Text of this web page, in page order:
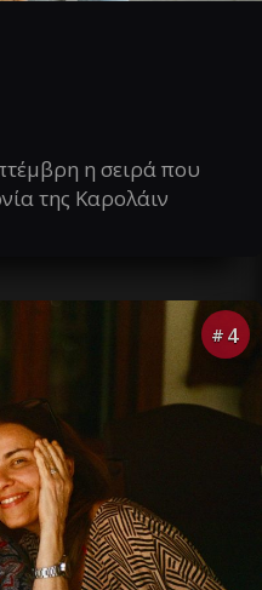
η σειρά που
της Καρολάιν
# 4